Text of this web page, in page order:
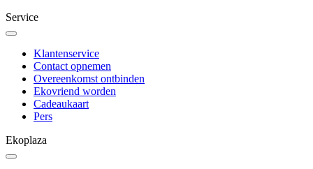
Service
Klantenservice
Contact opnemen
Overeenkomst ontbinden
Ekovriend worden
Cadeaukaart
Pers
Ekoplaza